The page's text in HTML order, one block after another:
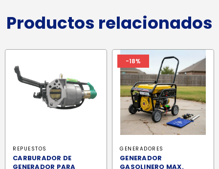
Productos relacionados
REPUESTOS
CARBURADOR DE
GENERADOR PARA
-18%
GENERADORES
GENERADOR
GASOLINERO MAX.